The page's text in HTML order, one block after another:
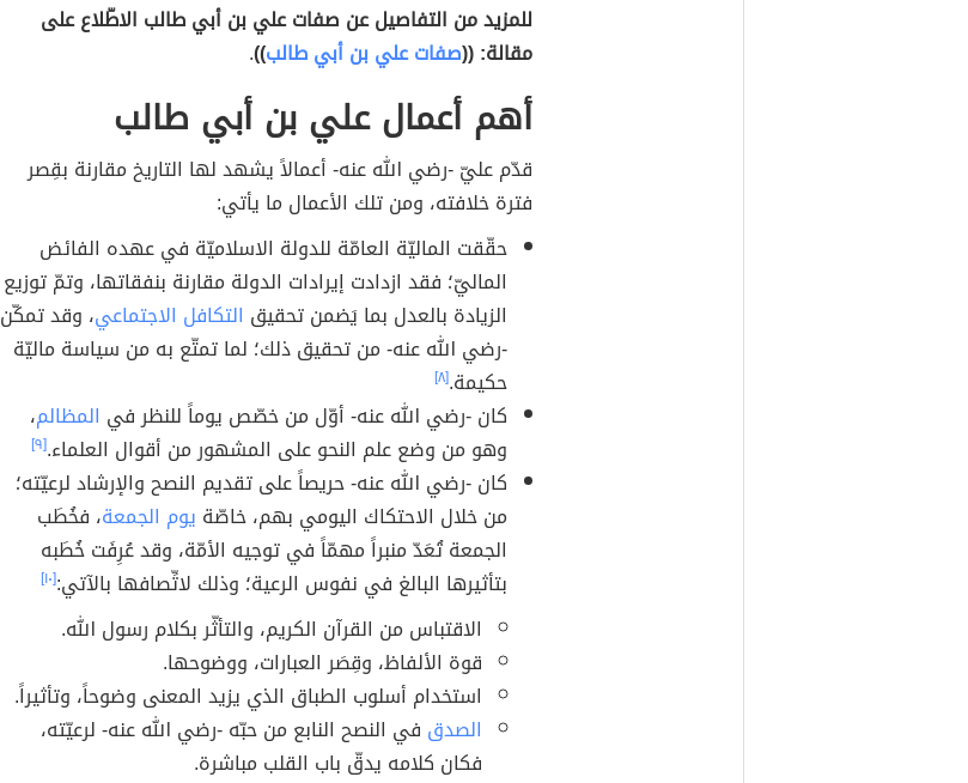
للمزيد من التفاصيل عن صفات علي بن أبي طالب الاطّلاع على
مقالة: ((صفات علي بن أبي طالب))
.
أهم أعمال علي بن أبي طالب
قدّم عليّ -رضي الله عنه- أعمالاً يشهد لها التاريخ مقارنة بقِصر
فترة خلافته، ومن تلك الأعمال ما يأتي:
حقّقت الماليّة العامّة للدولة الاسلاميّة في عهده الفائض
الماليّ؛ فقد ازدادت إيرادات الدولة مقارنة بنفقاتها، وتمّ توزيع
الزيادة بالعدل بما يَضمن تحقيق التكافل الاجتماعي، وقد تمكّن
-رضي الله عنه- من تحقيق ذلك؛ لما تمتّع به من سياسة ماليّة
حكيمة.[٨]
كان -رضي الله عنه- أوّل من خصّص يوماً للنظر في المظالم،
وهو من وضع علم النحو على المشهور من أقوال العلماء.[٩]
كان -رضي الله عنه- حريصاً على تقديم النصح والإرشاد لرعيّته؛
من خلال الاحتكاك اليومي بهم، خاصّة يوم الجمعة، فخُطَب
الجمعة تُعَدّ منبراً مهمّاً في توجيه الأمّة، وقد عُرِفَت خُطَبه
بتأثيرها البالغ في نفوس الرعية؛ وذلك لاتِّصافها بالآتي:[١٠]
الاقتباس من القرآن الكريم، والتأثّر بكلام رسول الله.
قوة الألفاظ، وقِصَر العبارات، ووضوحها.
استخدام أسلوب الطباق الذي يزيد المعنى وضوحاً، وتأثيراً.
الصدق في النصح النابع من حبّه -رضي الله عنه- لرعيّته،
فكان كلامه يدقّ باب القلب مباشرة.